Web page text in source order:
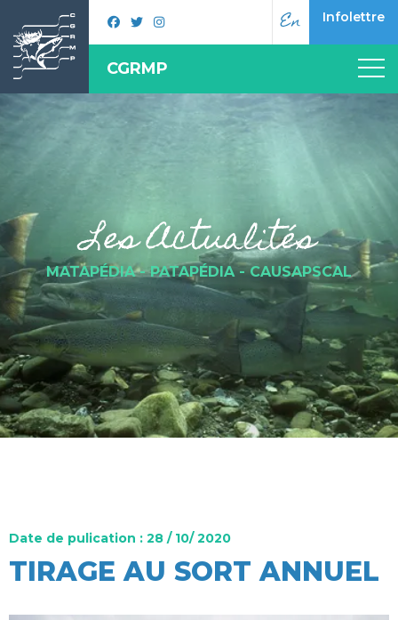
En Infolettre
CGRMP
Les Actualités
MATAPÉDIA - PATAPÉDIA - CAUSAPSCAL
Date de pulication : 28 / 10/ 2020
TIRAGE AU SORT ANNUEL